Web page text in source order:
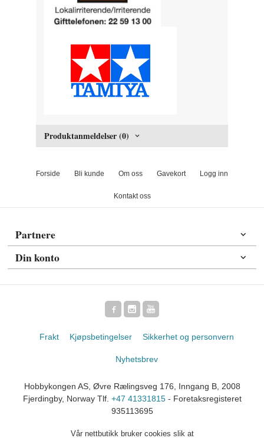
Produktanmeldelser (0)
Forside Bli kunde Om oss Gavekort Logg inn
Kontakt oss
Partnere
Din konto
Frakt Kjøpsbetingelser Sikkerhet og personvern
Nyhetsbrev
Hobbykongen AS, Øvre Rælingsveg 176, Inngang B, 2008
Fjerdingby, Norway Tlf. +47 41331815- Foretaksregisteret
935113695
Vår nettbutikk bruker cookies slik at